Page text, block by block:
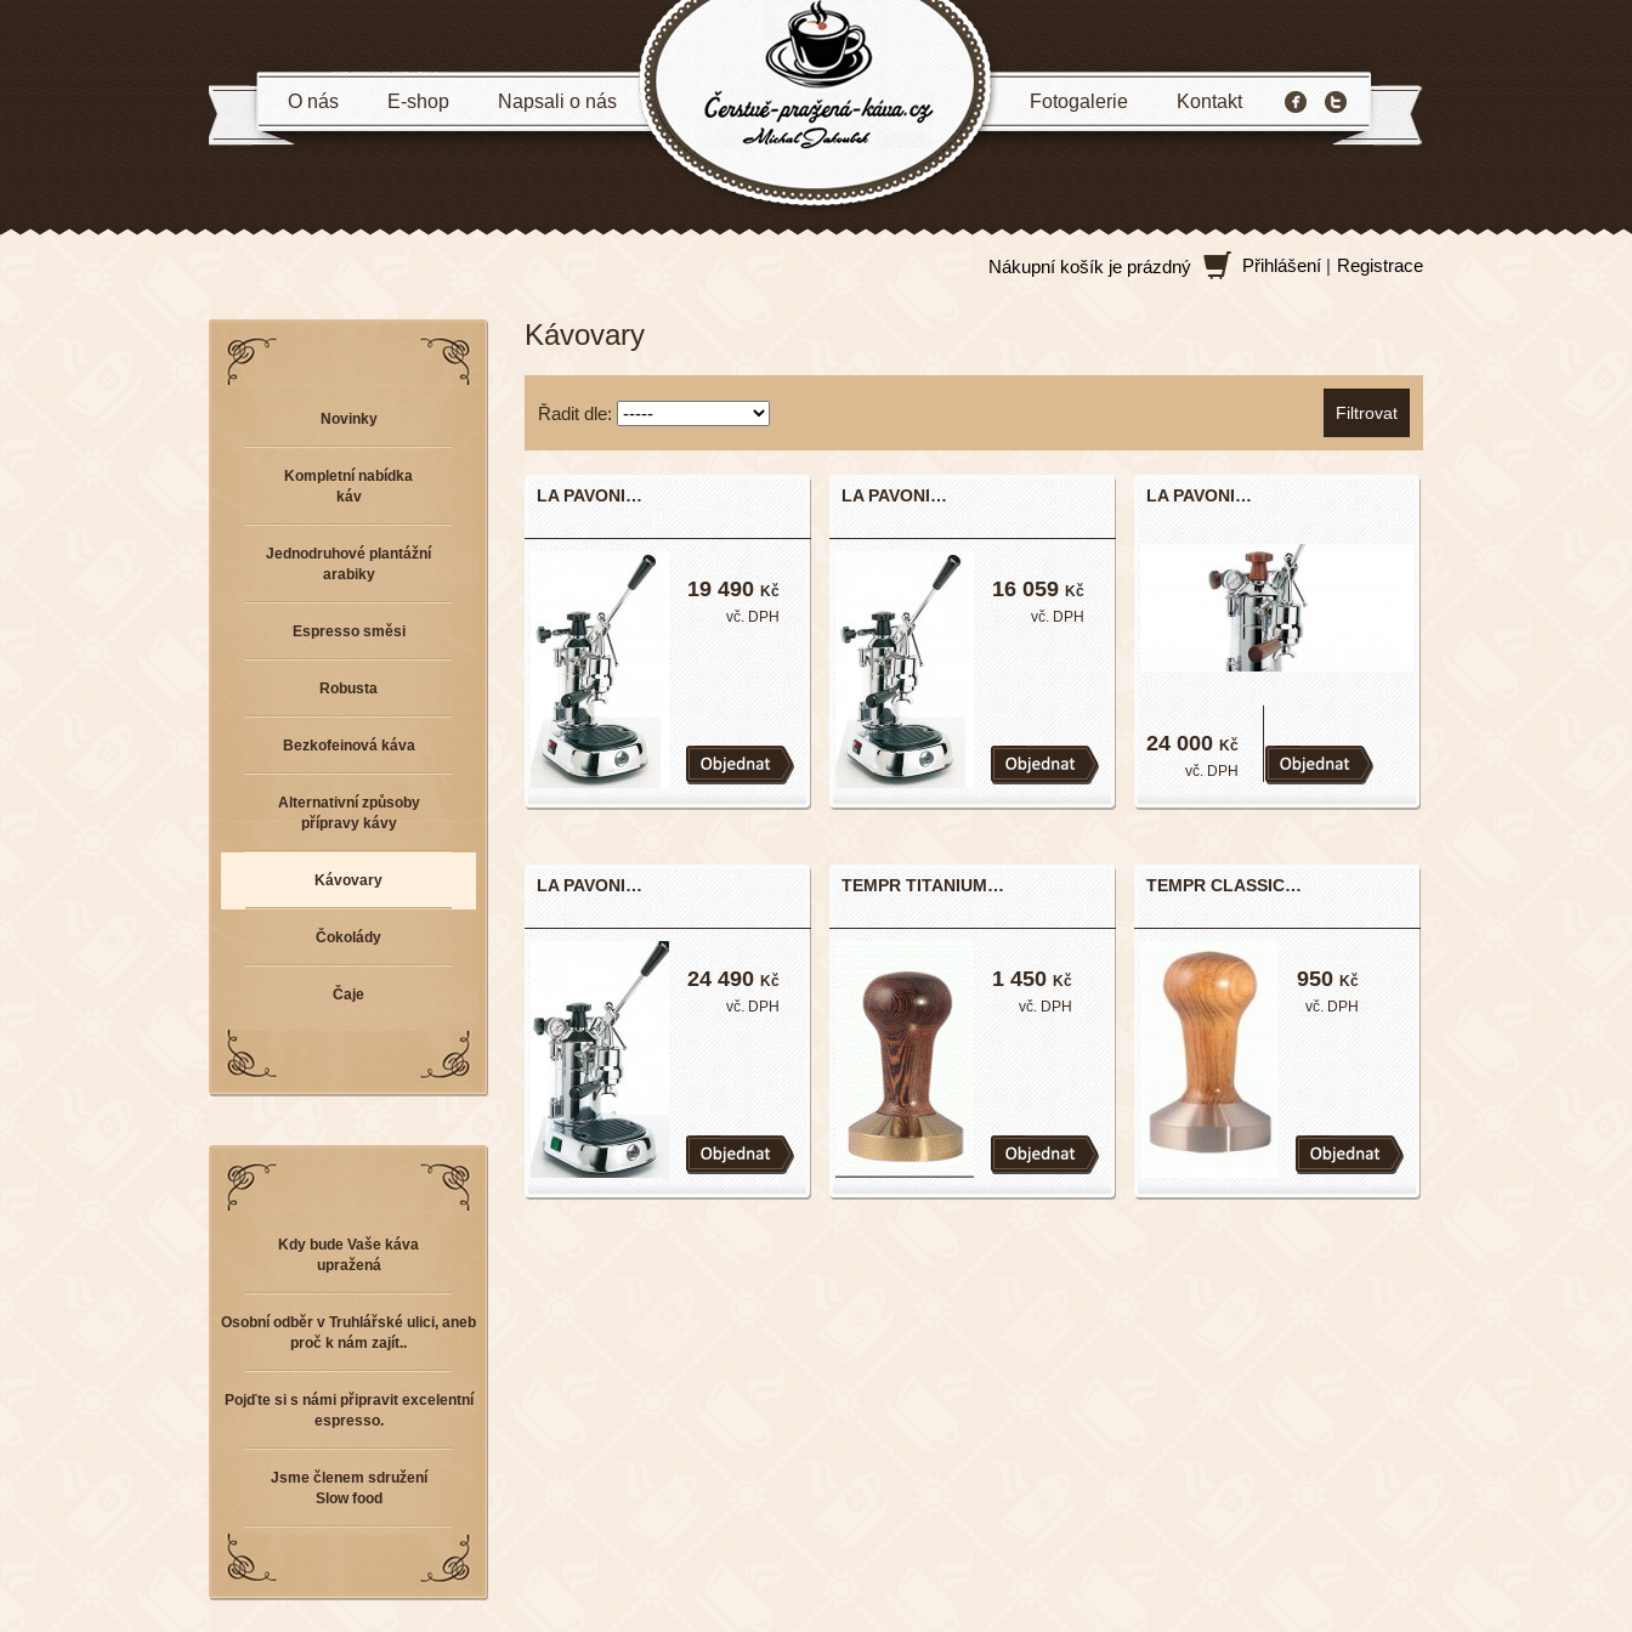
O nás E-shop Napsali o nás Fotogalerie Kontakt
Nákupní košík je prázdný Přihlášení | Registrace
Novinky
Kompletní nabídka
káv
Jednodruhové plantážní
arabiky
Espresso směsi
Robusta
Bezkofeinová káva
Alternativní způsoby
přípravy kávy
Kávovary
Čokolády
Čaje
Kdy bude Vaše káva
upražená
Osobní odběr v Truhlářské ulici, aneb
proč k nám zajít..
Pojďte si s námi připravit excelentní
espresso.
Jsme členem sdružení
Slow food
Kávovary
Řadit dle:
LA PAVONI…
19 490 Kč
vč. DPH
LA PAVONI…
16 059 Kč
vč. DPH
LA PAVONI…
24 000 Kč
vč. DPH
LA PAVONI…
24 490 Kč
vč. DPH
TEMPR TITANIUM…
1 450 Kč
vč. DPH
TEMPR CLASSIC…
950 Kč
vč. DPH